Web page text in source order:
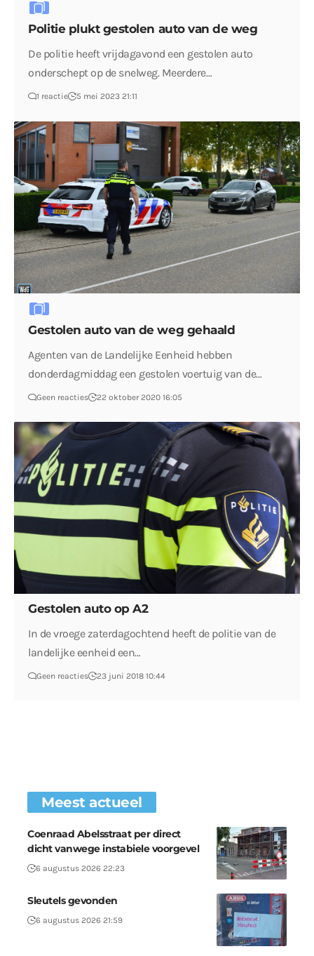
Politie plukt gestolen auto van de weg
De politie heeft vrijdagavond een gestolen auto
onderschept op de snelweg. Meerdere…
1 reactie 5 mei 2023 21:11
Gestolen auto van de weg gehaald
Agenten van de Landelijke Eenheid hebben
donderdagmiddag een gestolen voertuig van de…
Geen reacties 22 oktober 2020 16:05
Gestolen auto op A2
In de vroege zaterdagochtend heeft de politie van de
landelijke eenheid een…
Geen reacties 23 juni 2018 10:44
Meest actueel
Coenraad Abelsstraat per direct
dicht vanwege instabiele voorgevel
6 augustus 2026 22:23
Sleutels gevonden
6 augustus 2026 21:59